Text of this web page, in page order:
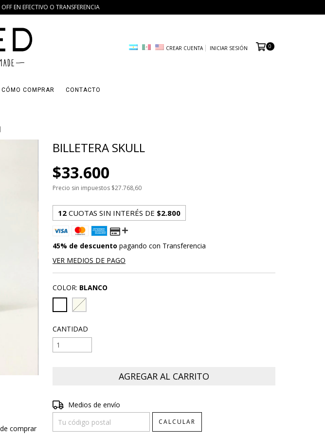
EN EFECTIVO O TRANSFERENCIA
CREAR CUENTA INICIAR SESIÓN 0
CÓMO COMPRAR CONTACTO
comprar
BILLETERA SKULL
$33.600
Precio sin impuestos $27.768,60
12 CUOTAS SIN INTERÉS DE $2.800
45% de descuento pagando con Transferencia
VER MEDIOS DE PAGO
COLOR: BLANCO
CANTIDAD
Entregas para el CP:
Medios de envío
CALCULAR